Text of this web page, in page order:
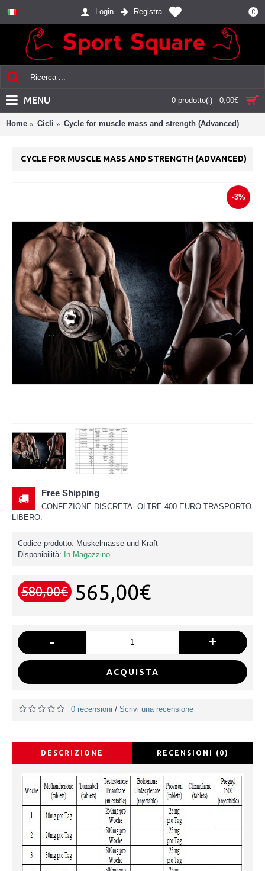
€
Login Registra
0 prodotto(i) - 0,00€
MENU
Home Cicli Cycle for muscle mass and strength (Advanced)
CYCLE FOR MUSCLE MASS AND STRENGTH (ADVANCED)
-3%
Free Shipping
CONFEZIONE DISCRETA. OLTRE 400 EURO TRASPORTO
LIBERO.
Codice prodotto: Muskelmasse und Kraft
Disponibilità:
In Magazzino
580,00€ 565,00€
- +
ACQUISTA
0 recensioni / Scrivi una recensione
DESCRIZIONE RECENSIONI (0)